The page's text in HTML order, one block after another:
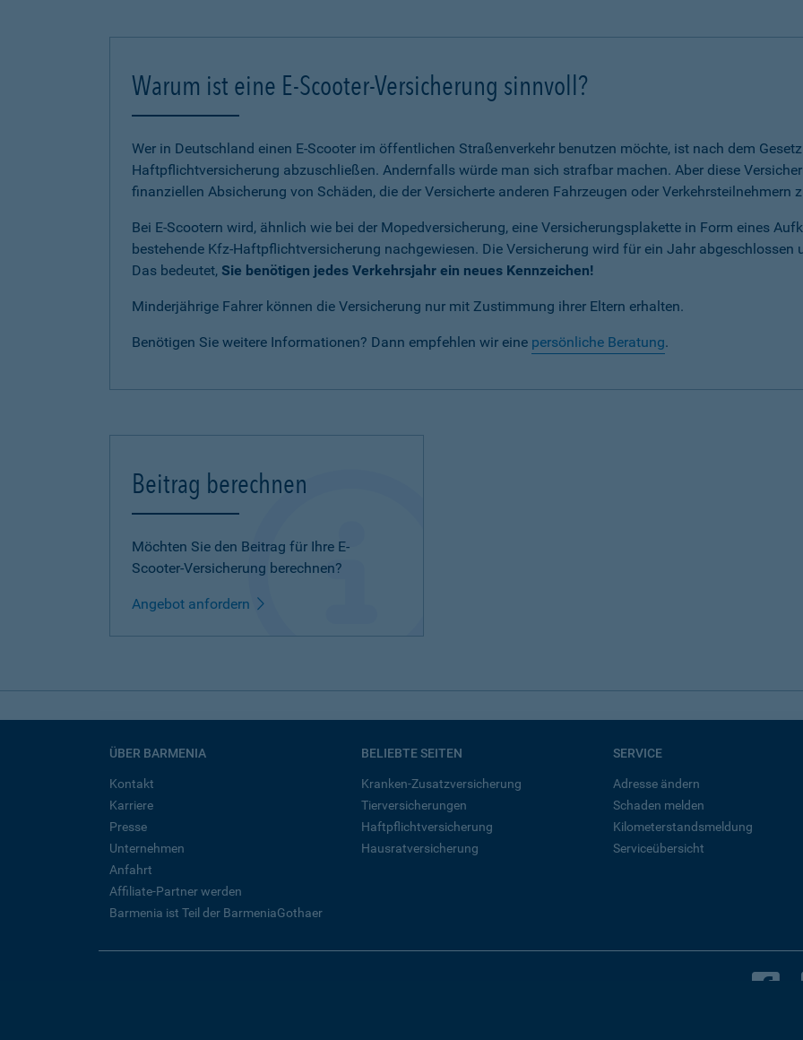
Warum ist eine E-Scooter-Versicherung sinnvoll?
Wer in Deutschland einen E-Scooter im öffentlichen Straßenverkehr benutzen möchte, ist nach dem
Haftpflichtversicherung abzuschließen. Andernfalls würde man sich strafbar machen. Aber diese
finanziellen Absicherung von Schäden, die der Versicherte anderen Fahrzeugen oder Verkehrsteilnehmern
Bei E-Scootern wird, ähnlich wie bei der Mopedversicherung, eine Versicherungsplakette in Form eines
bestehende Kfz-Haftpflichtversicherung nachgewiesen. Die Versicherung wird für ein Jahr abgeschlossen
Das bedeutet, Sie benötigen jedes Verkehrsjahr ein neues Kennzeichen!
Minderjährige Fahrer können die Versicherung nur mit Zustimmung ihrer Eltern erhalten.
Benötigen Sie weitere Informationen? Dann empfehlen wir eine persönliche Beratung.
Beitrag berechnen
Möchten Sie den Beitrag für Ihre E-
Scooter-Versicherung berechnen?
Angebot anfordern
ÜBER BARMENIA
Kontakt
Karriere
Presse
Unternehmen
Anfahrt
Affiliate-Partner werden
Barmenia ist Teil der BarmeniaGothaer
BELIEBTE SEITEN
Kranken-Zusatzversicherung
Tierversicherungen
Haftpflichtversicherung
Hausratversicherung
SERVICE
Adresse ändern
Schaden melden
Kilometerstandsmeldung
Serviceübersicht